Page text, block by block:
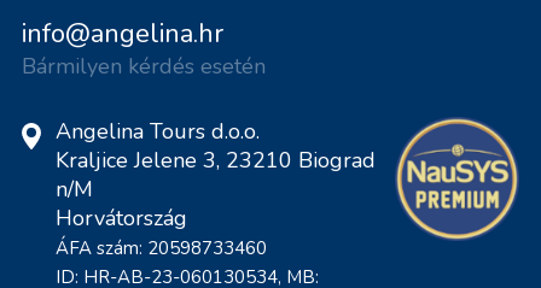
info@angelina.hr
Bármilyen kérdés esetén
Angelina Tours d.o.o.
Kraljice Jelene 3, 23210 Biograd
n/M
Horvátország
ÁFA szám: 20598733460
ID: HR-AB-23-060130534, MB: